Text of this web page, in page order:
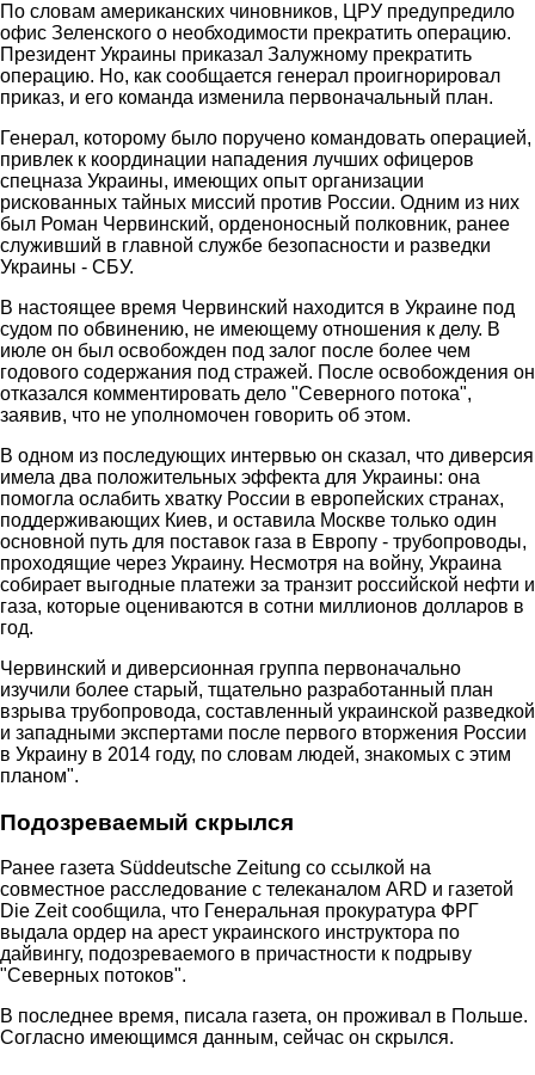
По словам американских чиновников, ЦРУ предупредило
офис Зеленского о необходимости прекратить операцию.
Президент Украины приказал Залужному прекратить
операцию. Но, как сообщается генерал проигнорировал
приказ, и его команда изменила первоначальный план.
Генерал, которому было поручено командовать операцией,
привлек к координации нападения лучших офицеров
спецназа Украины, имеющих опыт организации
рискованных тайных миссий против России. Одним из них
был Роман Червинский, орденоносный полковник, ранее
служивший в главной службе безопасности и разведки
Украины - СБУ.
В настоящее время Червинский находится в Украине под
судом по обвинению, не имеющему отношения к делу. В
июле он был освобожден под залог после более чем
годового содержания под стражей. После освобождения он
отказался комментировать дело "Северного потока",
заявив, что не уполномочен говорить об этом.
В одном из последующих интервью он сказал, что диверсия
имела два положительных эффекта для Украины: она
помогла ослабить хватку России в европейских странах,
поддерживающих Киев, и оставила Москве только один
основной путь для поставок газа в Европу - трубопроводы,
проходящие через Украину. Несмотря на войну, Украина
собирает выгодные платежи за транзит российской нефти и
газа, которые оцениваются в сотни миллионов долларов в
год.
Червинский и диверсионная группа первоначально
изучили более старый, тщательно разработанный план
взрыва трубопровода, составленный украинской разведкой
и западными экспертами после первого вторжения России
в Украину в 2014 году, по словам людей, знакомых с этим
планом".
Подозреваемый скрылся
Ранее газета Süddeutsche Zeitung со ссылкой на
совместное расследование с телеканалом ARD и газетой
Die Zeit сообщила, что Генеральная прокуратура ФРГ
выдала ордер на арест украинского инструктора по
дайвингу, подозреваемого в причастности к подрыву
"Северных потоков".
В последнее время, писала газета, он проживал в Польше.
Согласно имеющимся данным, сейчас он скрылся.